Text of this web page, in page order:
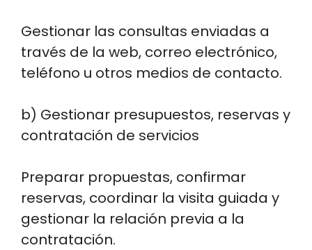
Gestionar las consultas enviadas a
través de la web, correo electrónico,
teléfono u otros medios de contacto.
b) Gestionar presupuestos, reservas y
contratación de servicios
Preparar propuestas, confirmar
reservas, coordinar la visita guiada y
gestionar la relación previa a la
contratación.